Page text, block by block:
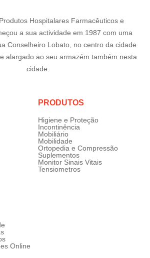
Hospitalares Farmacêuticos e
a sua actividade em 1987 com uma
Conselheiro Lobato, no centro da cidade
alargado ao seu armazém também nesta
cidade.
PRODUTOS
Higiene e Proteção
Incontinência
Mobiliário
Mobilidade
Ortopedia e Compressão
Suplementos
Monitor Sinais Vitais
Tensiometros
Online